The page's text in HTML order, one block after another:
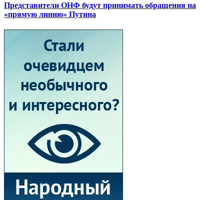
Представители ОНФ будут принимать обращения на
«прямую линию» Путина